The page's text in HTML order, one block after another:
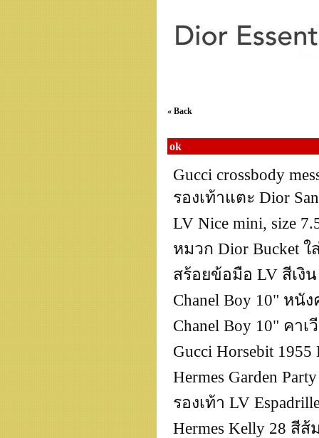
« Back
ok
Gucci crossbody
รองเท้าแตะ Dior
LV Nice mini, size
หมวก Dior Bucket
สร้อยข้อมือ LV สีเงิน
Chanel Boy 10" หนั
Chanel Boy 10" คา
Gucci Horsebit
Hermes Garden
รองเท้า LV
Hermes Kelly 28 สีส้